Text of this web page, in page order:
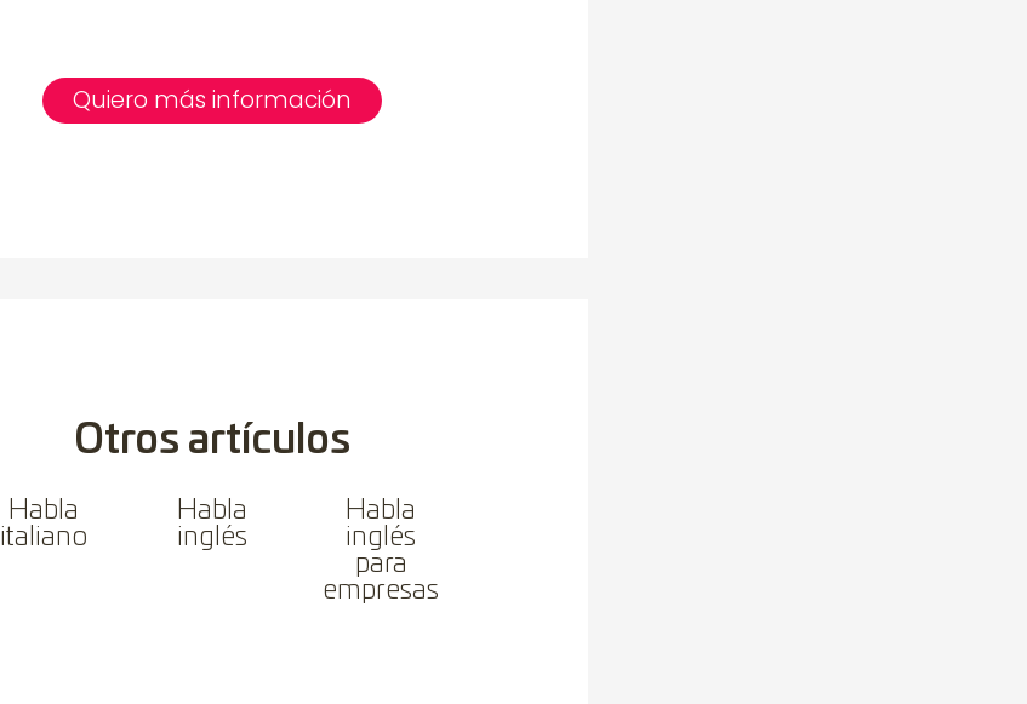
Quiero más información
Otros artículos
Habla
italiano
Habla
inglés
Habla
inglés
para
empresas